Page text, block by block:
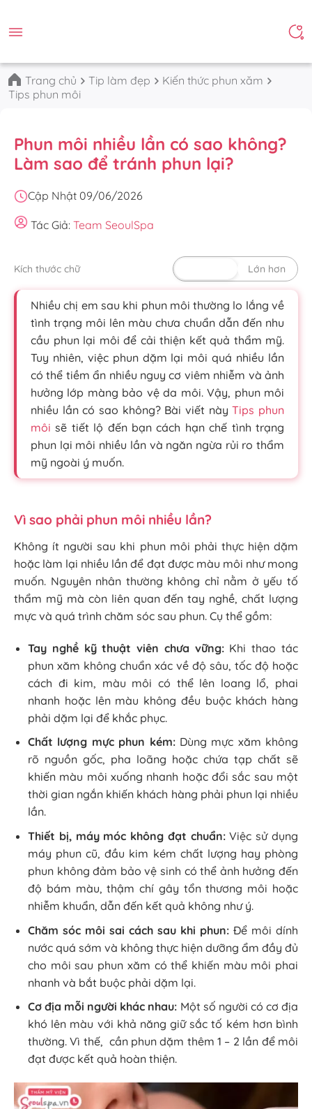
Trang chủ Tip làm đẹp
Kiến thức phun xăm
Tips phun môi
Phun môi nhiều lần có sao không?
Làm sao để tránh phun lại?
Cập Nhật 09/06/2026
Tác Giả: Team SeoulSpa
Kích thước chữ Lớn hơn
Nhiều chị em sau khi phun môi thường lo lắng về
tình trạng môi lên màu chưa chuẩn dẫn đến nhu
cầu phun lại môi để cải thiện kết quả thẩm mỹ.
Tuy nhiên, việc phun dặm lại môi quá nhiều lần
có thể tiềm ẩn nhiều nguy cơ viêm nhiễm và ảnh
hưởng lớp màng bảo vệ da môi. Vậy, phun môi
nhiều lần có sao không? Bài viết nàyTips phun
môi sẽ tiết lộ đến bạn cách hạn chế tình trạng
phun lại môi nhiều lần và ngăn ngừa rủi ro thẩm
mỹ ngoài ý muốn.
Vì sao phải phun môi nhiều lần?
Không ít người sau khi phun môi phải thực hiện dặm
hoặc làm lại nhiều lần để đạt được màu môi như mong
muốn. Nguyên nhân thường không chỉ nằm ở yếu tố
thẩm mỹ mà còn liên quan đến tay nghề, chất lượng
mực và quá trình chăm sóc sau phun. Cụ thể gồm:
Tay nghề kỹ thuật viên chưa vững:Khi thao tác
phun xăm không chuẩn xác về độ sâu, tốc độ hoặc
cách đi kim, màu môi có thể lên loang lổ, phai
nhanh hoặc lên màu không đều buộc khách hàng
phải dặm lại để khắc phục.
Chất lượng mực phun kém:Dùng mực xăm không
rõ nguồn gốc, pha loãng hoặc chứa tạp chất sẽ
khiến màu môi xuống nhanh hoặc đổi sắc sau một
thời gian ngắn khiến khách hàng phải phun lại nhiều
lần.
Thiết bị, máy móc không đạt chuẩn:Việc sử dụng
máy phun cũ, đầu kim kém chất lượng hay phòng
phun không đảm bảo vệ sinh có thể ảnh hưởng đến
độ bám màu, thậm chí gây tổn thương môi hoặc
nhiễm khuẩn, dẫn đến kết quả không như ý.
Chăm sóc môi sai cách sau khi phun: Để môi dính
nước quá sớm và không thực hiện dưỡng ẩm đầy đủ
cho môi sau phun xăm có thể khiến màu môi phai
nhanh và bắt buộc phải dặm lại.
Cơ địa mỗi người khác nhau: Một số người có cơ địa
khó lên màu với khả năng giữ sắc tố kém hơn bình
thường. Vì thế, cần phun dặm thêm 1 – 2 lần để môi
đạt được kết quả hoàn thiện.